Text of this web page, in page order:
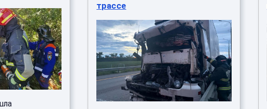
трассе